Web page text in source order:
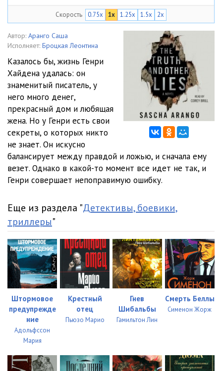
05_Pravda i drugaya lozh
06_Pravda i drugaya lozh
08_Pravda i drugaya lozh 33:12
09_Pravda i drugaya lozh 16:55
10_Pravda i drugaya lozh 38:24
11_Pravda i drugaya lozh
12_Pravda i drugaya lozh 22:27
13_Pravda i drugaya lozh 19:23
15_Pravda i drugaya lozh
16_Pravda i drugaya lozh 08:39
17_Pravda i drugaya lozh 17:49
18_Pravda i drugaya lozh 25:13
20_Pravda i drugaya lozh 22:03
21_Pravda i drugaya lozh
Скорость 0.75x 1x 1.25x 1.5x 2x
Автор: Аранго Саша
Исполняет: Броцкая Леонтина
Казалось бы, жизнь Генри
Хайдена удалась: он
знаменитый писатель, у
него много денег,
прекрасный дом и любящая
жена. Но у Генри есть свои
секреты, о которых никто
не знает. Он искусно
балансирует между правдой и ложью, и сначала ему
везет. Однако в какой-то момент все идет не так, и
Генри совершает непоправимую ошибку.
Еще из раздела "Детективы, боевики,
триллеры"
Штормовое
предупрежде
ние
Адольфссон
Мария
Крестный
отец
Пьюзо Марио
Гнев
Шибальбы
Гамильтон Лин
Смерть Беллы
Сименон Жорж